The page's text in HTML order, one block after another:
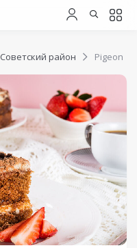
Советский район Pigeon